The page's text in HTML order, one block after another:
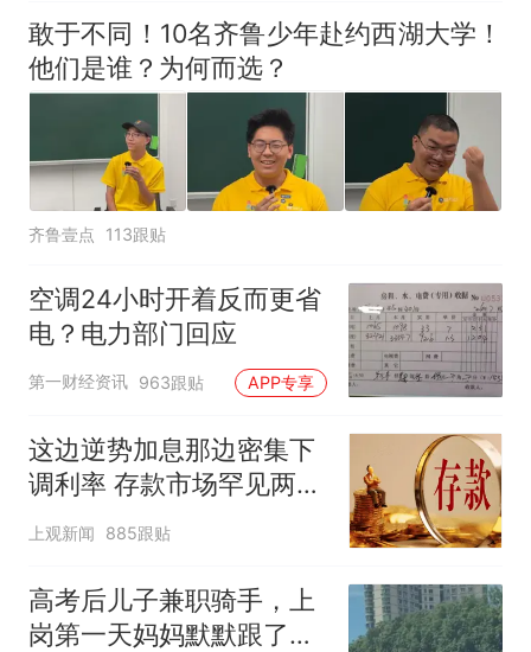
敢于不同！10名齐鲁少年赴约西湖大学！
他们是谁？为何而选？
齐鲁壹点 113跟贴
空调24小时开着反而更省
电？电力部门回应
第一财经资讯 963跟贴 APP专享
这边逆势加息那边密集下
调利率 存款市场罕见两极
分化
上观新闻 885跟贴
高考后儿子兼职骑手，上
岗第一天妈妈默默跟了三